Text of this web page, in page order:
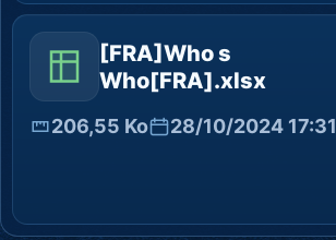
[FRA]Who s
Who[FRA].xlsx
206,55 Ko 28/10/2024 17:31